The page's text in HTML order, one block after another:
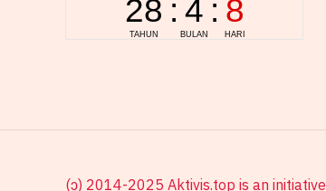
(ɔ) 2014-2025 Aktivis.top is an